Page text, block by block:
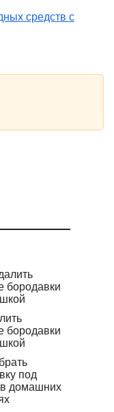
средств с
бородавки